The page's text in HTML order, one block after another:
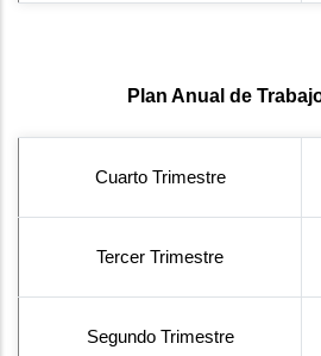
Plan Anual de
Cuarto Trimestre
Tercer Trimestre
Segundo Trimestre